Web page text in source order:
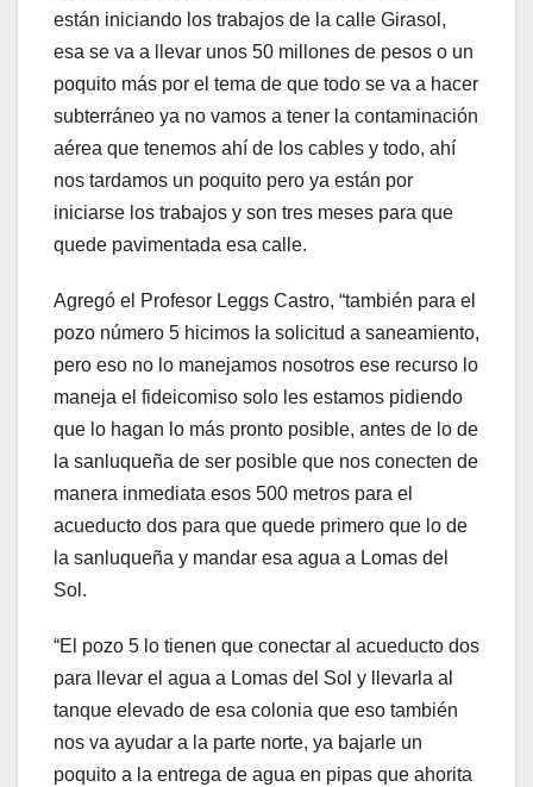
están iniciando los trabajos de la calle Girasol,
esa se va a llevar unos 50 millones de pesos o un
poquito más por el tema de que todo se va a hacer
subterráneo ya no vamos a tener la contaminación
aérea que tenemos ahí de los cables y todo, ahí
nos tardamos un poquito pero ya están por
iniciarse los trabajos y son tres meses para que
quede pavimentada esa calle.
Agregó el Profesor Leggs Castro, “también para el
pozo número 5 hicimos la solicitud a saneamiento,
pero eso no lo manejamos nosotros ese recurso lo
maneja el fideicomiso solo les estamos pidiendo
que lo hagan lo más pronto posible, antes de lo de
la sanluqueña de ser posible que nos conecten de
manera inmediata esos 500 metros para el
acueducto dos para que quede primero que lo de
la sanluqueña y mandar esa agua a Lomas del
Sol.
“El pozo 5 lo tienen que conectar al acueducto dos
para llevar el agua a Lomas del Sol y llevarla al
tanque elevado de esa colonia que eso también
nos va ayudar a la parte norte, ya bajarle un
poquito a la entrega de agua en pipas que ahorita